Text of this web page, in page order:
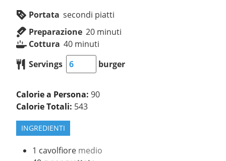
Portata secondi piatti
Preparazione 20 minuti
Cottura 40 minuti
Servings
burger
Calorie a Persona:90
Calorie Totali: 543
INGREDIENTI
1 cavolfiore medio